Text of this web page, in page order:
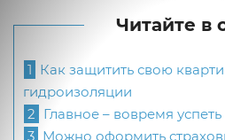
Читайте в
1 Как защитить свою
гидроизоляции
2 Главное – вовремя успеть
3 Можно оформить